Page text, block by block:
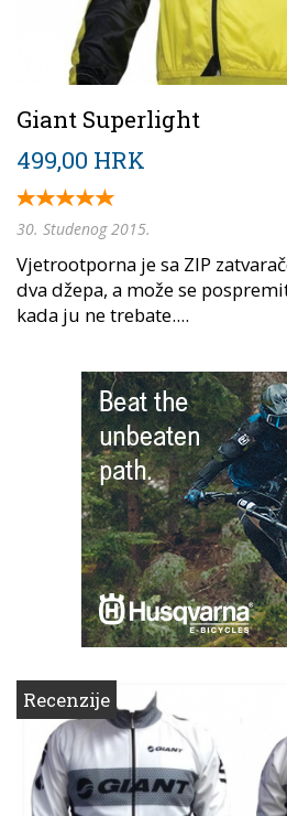
Giant Superlight
499,00 HRK
30. Studenog 2015.
Vjetrootporna je sa ZIP
dva džepa, a može se
kada ju ne trebate....
Recenzije